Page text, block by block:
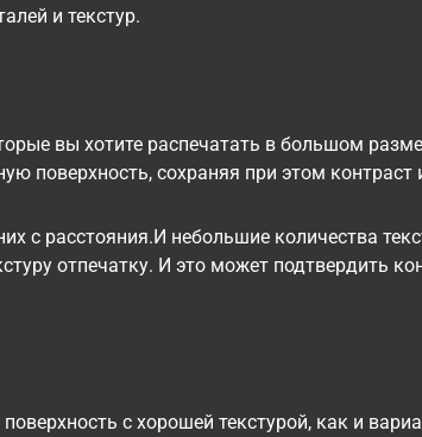
и текстур.
вы хотите распечатать в большом
поверхность, сохраняя при этом контраст
с расстояния.И небольшие количества
отпечатку. И это может подтвердить
с хорошей текстурой, как и